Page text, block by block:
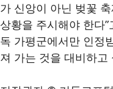
가 신앙이 아닌 벚꽃
상황을 주시해야 한다
독 가평군에서만 인정
져 가는 것을 대비하고